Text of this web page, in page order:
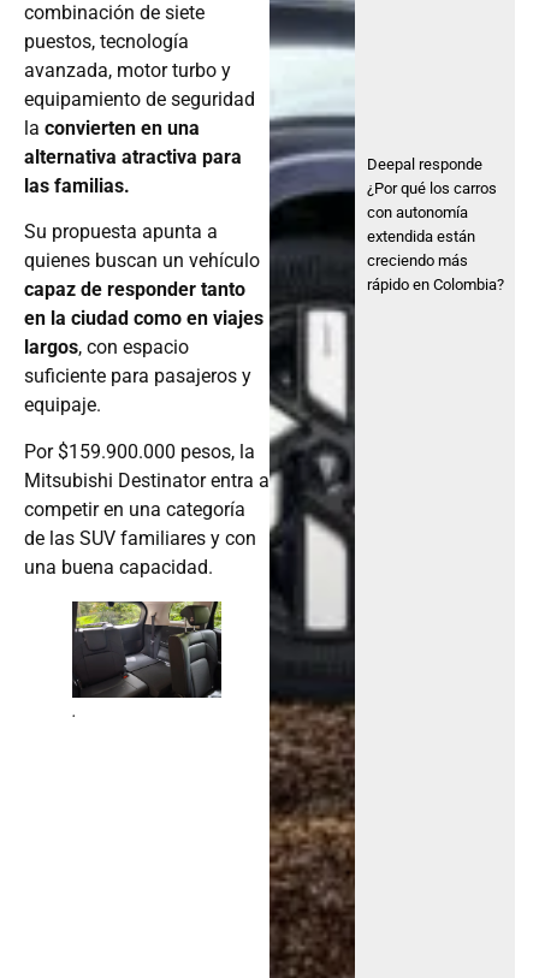
combinación de siete
puestos, tecnología
avanzada, motor turbo y
equipamiento de seguridad
la convierten en una
alternativa atractiva para
las familias.
Su propuesta apunta a
quienes buscan un vehículo
capaz de responder tanto
en la ciudad como en viajes
largos, con espacio
suficiente para pasajeros y
equipaje.
Por $159.900.000 pesos, la
Mitsubishi Destinator entra a
competir en una categoría
de las SUV familiares y con
una buena capacidad.
.
Deepal responde
¿Por qué los carros
con autonomía
extendida están
creciendo más
rápido en Colombia?